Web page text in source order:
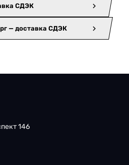
СДЭК
— доставка СДЭК
146